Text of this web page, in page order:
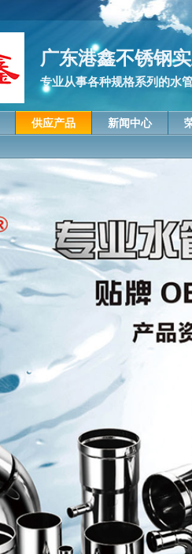
广东港鑫不锈钢
专业从事各种规格系列的水
供应产品 新闻中心